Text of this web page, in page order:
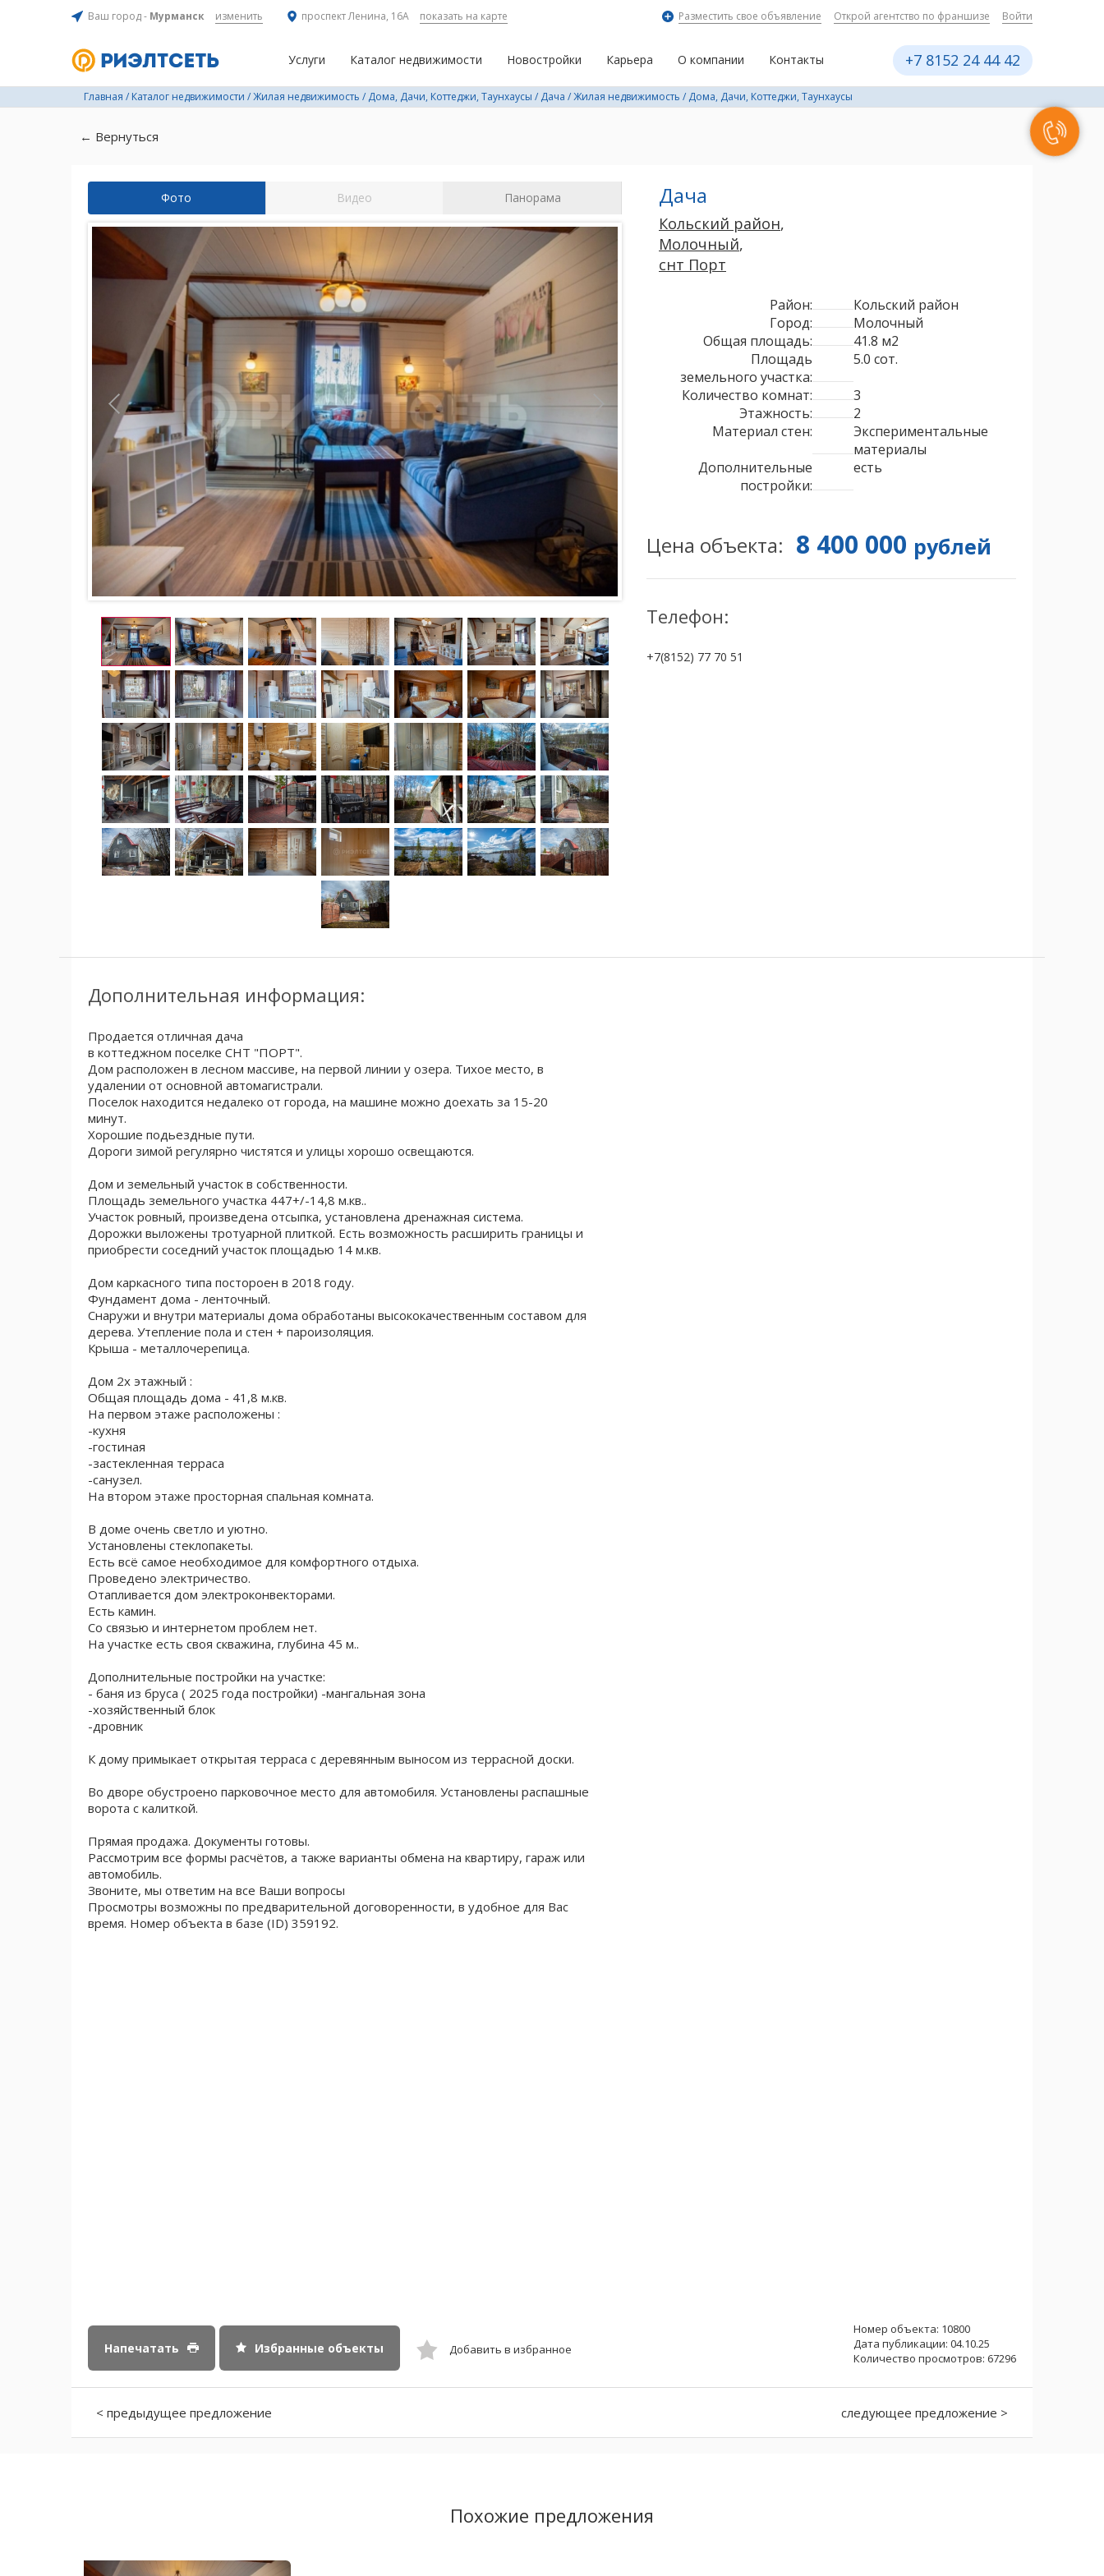
Ваш город - Мурманск изменить проспект Ленина, 16А показать на карте Разместить свое объявление Открой агентство по франшизе Войти
Услуги Каталог недвижимости Новостройки Карьера О компании Контакты +7 8152 24 44 42
Главная / Каталог недвижимости /Жилая недвижимость / Дома, Дачи, Коттеджи, Таунхаусы / Дача /Жилая недвижимость / Дома, Дачи, Коттеджи, Таунхаусы
← Вернуться
Фото Видео Панорама Дача
Кольский район,
Молочный,
снт Порт
Район:
Кольский район
Город:
Молочный
Общая площадь:
41.8 м2
Площадь
земельного участка:
5.0 сот.
Количество комнат:
3
Этажность:
2
Материал стен:
Экспериментальные
материалы
Дополнительные
постройки:
есть
Цена объекта: 8 400 000 рублей
Телефон:
+7(8152) 77 70 51
Дополнительная информация:
Продается отличная дача
в коттеджном поселке СНТ "ПОРТ".
Дом расположен в лесном массиве, на первой линии у озера. Тихое место, в
удалении от основной автомагистрали.
Поселок находится недалеко от города, на машине можно доехать за 15-20
минут.
Хорошие подьездные пути.
Дороги зимой регулярно чистятся и улицы хорошо освещаются.
Дом и земельный учаcтoк в собственности.
Площадь земельного участка 447+/-14,8 м.кв..
Участок ровный, произведена отсыпка, установлена дренажная система.
Дорожки выложены тротуарной плиткой. Есть возможность расширить границы и
приобрести соседний участок площадью 14 м.кв.
Дом каркасного типа постороен в 2018 году.
Фундамент дома - ленточный.
Снаружи и внутри материалы дома обработаны высококачественным составом для
дерева. Утепление пола и стен + пароизоляция.
Крыша - металлочерепица.
Дом 2х этажный :
Общая площадь дома - 41,8 м.кв.
На первом этаже расположены :
-кухня
-гостиная
-застекленная терраса
-санузел.
На втором этаже просторная спальная комната.
В доме очень светло и уютно.
Установлены стеклопакеты.
Есть всё самое необходимое для комфортного отдыха.
Проведено электричество.
Отапливается дом электроконвекторами.
Есть камин.
Со связью и интернетом проблем нет.
На участке есть своя скважина, глубина 45 м..
Дополнительные постройки на участке:
- баня из бруса ( 2025 года постройки) -мангальная зона
-хозяйственный блок
-дровник
К дому примыкает открытая терраса с деревянным выносом из террасной доски.
Во дворе обустроено парковочное место для автомобиля. Установлены распашные
ворота с калиткой.
Прямая продажа. Документы готовы.
Рассмотрим все формы расчётов, а также варианты обмена на квартиру, гараж или
автомобиль.
Звоните, мы ответим на все Ваши вопросы
Просмотры возможны по предварительной договоренности, в удобное для Вас
время. Номер объекта в базе (ID) 359192.
Напечатать Избранные объекты Добавить в избранное
Номер объекта: 10800
Дата публикации: 04.10.25
Количество просмотров: 67296
< предыдущее предложение следующее предложение >
Похожие предложения